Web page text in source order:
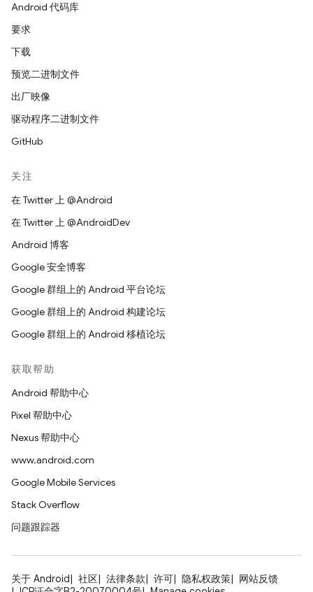
Android 代码库
要求
下载
预览二进制文件
出厂映像
驱动程序二进制文件
GitHub
关注
在 Twitter 上 @Android
在 Twitter 上 @AndroidDev
Android 博客
Google 安全博客
Google 群组上的 Android 平台论坛
Google 群组上的 Android 构建论坛
Google 群组上的 Android 移植论坛
获取帮助
Android 帮助中心
Pixel 帮助中心
Nexus 帮助中心
www.android.com
Google Mobile Services
Stack Overflow
问题跟踪器
关于 Android 社区 法律条款 许可 隐私权政策
网站反馈